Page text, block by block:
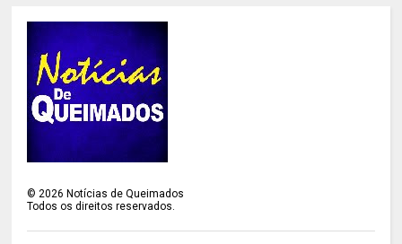
©2026 Notícias de Queimados
Todos os direitos reservados.